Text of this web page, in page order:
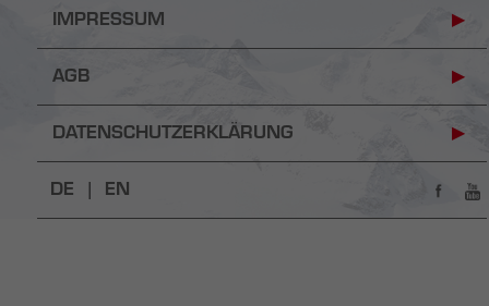
IMPRESSUM
AGB
DATENSCHUTZERKLÄRUNG
DE | EN